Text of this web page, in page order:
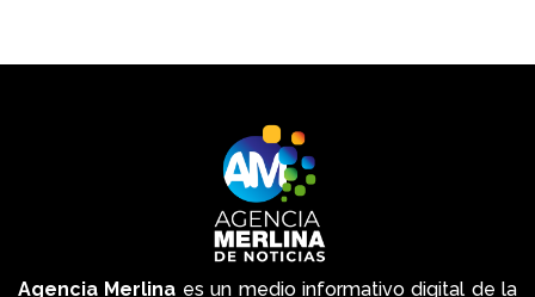
Agencia Merlina es un medio informativo digital de la